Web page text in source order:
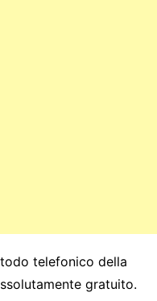
telefonico della
gratuito.